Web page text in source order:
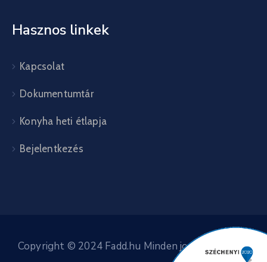
Hasznos linkek
Kapcsolat
Dokumentumtár
Konyha heti étlapja
Bejelentkezés
Copyright © 2024 Fadd.hu Minden jog fenntartva.